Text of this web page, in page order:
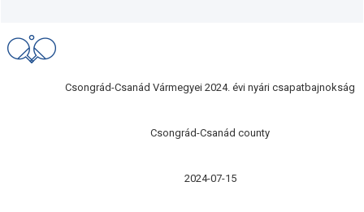
Csongrád-Csanád Vármegyei 2024. évi nyári csapatbajnokság
Csongrád-Csanád county
2024-07-15